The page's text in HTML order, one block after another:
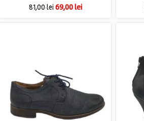
81,00lei69,00lei